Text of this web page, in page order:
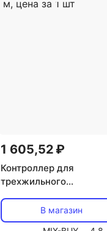
1 605,52 ₽
Контроллер для
трехжильного
13 мм, до 100 м, цена
В магазин